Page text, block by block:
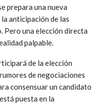
prepara una nueva
anticipación de las
Pero una elección directa
palpable.
de la elección
de negociaciones
consensuar un candidato
puesta en la